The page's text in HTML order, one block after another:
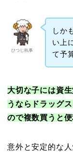
ひつじ執事
しか
い上
て予
大切な子には資
うならドラッグ
ので複数買うと便
意外と安定的な